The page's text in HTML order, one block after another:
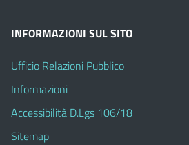
INFORMAZIONI SUL SITO
Ufficio Relazioni Pubblico
Informazioni
Accessibilità D.Lgs 106/18
Sitemap